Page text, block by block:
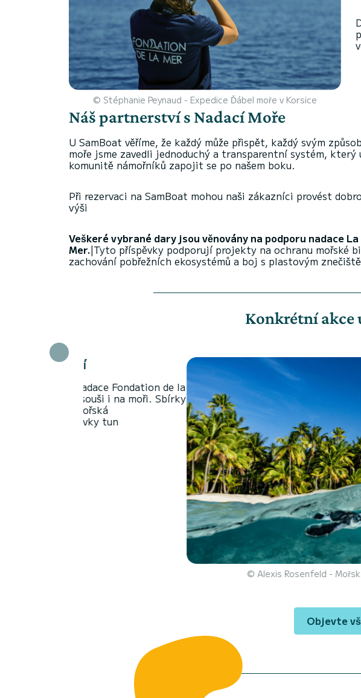
© Stéphanie Peynaud - Expedice Ďábel moře v Korsice
Náš partnerství s Nadací Moře
U SamBoat věříme, že každý může přispět, každý svým
moře jsme zavedli jednoduchý a transparentní systém, který
komunitě námořníků zapojit se po našem boku.
Při rezervaci na SamBoat mohou naši zákazníci provést
výši
Veškeré vybrané dary jsou věnovány na podporu nadace
Mer.|Tyto příspěvky podporují projekty na ochranu mořské
zachování pobřežních ekosystémů a boj s plastovým
Konkrétní akce
© Alexis Rosenfeld - Mořská želva Atol Tétiroa
Objevte